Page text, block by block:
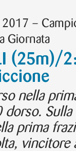
–
Giornata
(25m)/
nella
Sulla
prima